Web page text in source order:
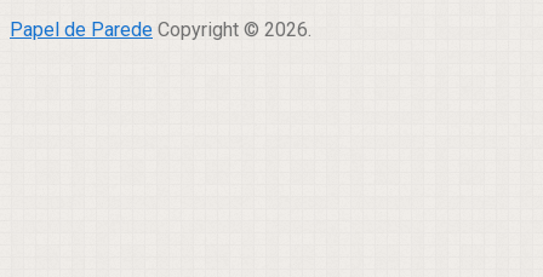
Papel de Parede Copyright © 2026.